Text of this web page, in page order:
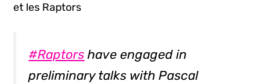
et les Raptors
#Raptors have engaged in
preliminary talks with Pascal